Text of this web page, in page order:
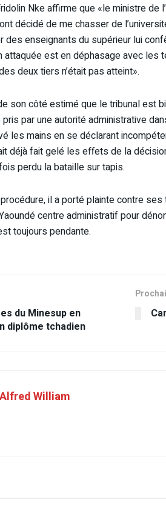
Nke affirme que «le ministre
décidé de me chasser de
des enseignants du supérieur lui
attaquée est en déphasage avec
deux tiers n’était pas atteint».
son côté estimé que le tribunal est
par une autorité administrative
les mains en se déclarant
déjà fait gelé les effets de la
perdu la bataille sur tapis.
il a porté plainte contre
centre administratif pour
toujours pendante.
du Minesup en
diplôme tchadien
Alfred William